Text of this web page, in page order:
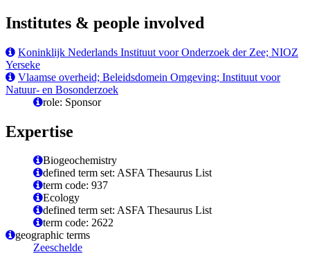
Institutes & people involved
Koninklijk Nederlands Instituut voor Onderzoek der Zee; NIOZ
Yerseke
Vlaamse overheid; Beleidsdomein Omgeving; Instituut voor
Natuur- en Bosonderzoek
role: Sponsor
Expertise
Biogeochemistry
defined term set: ASFA Thesaurus List
term code: 937
Ecology
defined term set: ASFA Thesaurus List
term code: 2622
geographic terms
Zeeschelde